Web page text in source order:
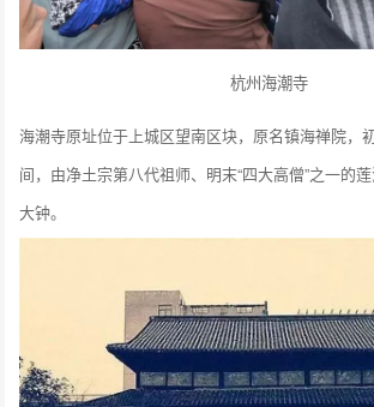
杭州海潮寺
海潮寺原址位于上城区望南区块，原名镇海禅院，
间，由净土宗第八代祖师、明末“四大高僧”之一的
大钟。